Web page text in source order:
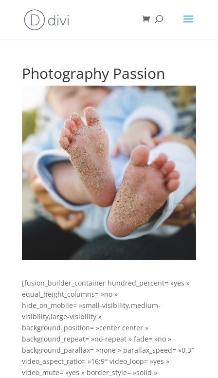
Photography Passion
[fusion_builder_container hundred_percent= »yes »
equal_height_columns= »no »
hide_on_mobile= »small-visibility,medium-
visibility,large-visibility »
background_position= »center center »
background_repeat= »no-repeat » fade= »no »
background_parallax= »none » parallax_speed= »0.3″
video_aspect_ratio= »16:9″ video_loop= »yes »
video_mute= »yes » border_style= »solid »